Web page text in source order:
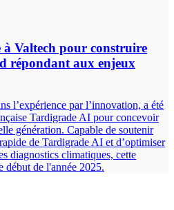
à Valtech pour construire
répondant aux enjeux
l’expérience par l’innovation, a été
Tardigrade AI pour concevoir
génération. Capable de soutenir
de Tardigrade AI et d’optimiser
diagnostics climatiques, cette
début de l'année 2025.